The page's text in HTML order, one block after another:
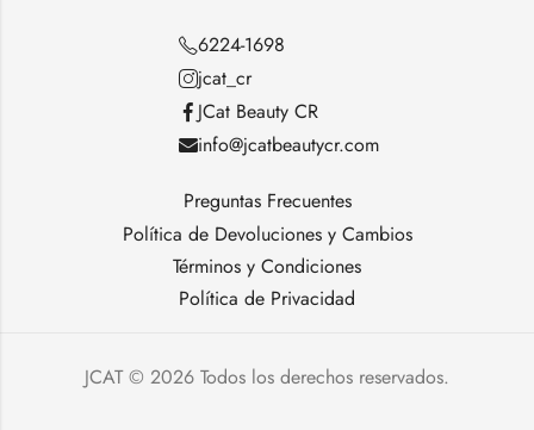
6224-1698
jcat_cr
JCat Beauty CR
info@jcatbeautycr.com
Preguntas Frecuentes
Política de Devoluciones y Cambios
Términos y Condiciones
Política de Privacidad
JCAT © 2026 Todos los derechos reservados.